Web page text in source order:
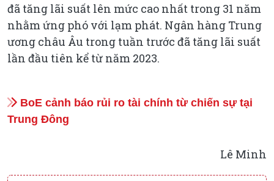
đã tăng lãi suất lên mức cao nhất trong 31 năm
nhằm ứng phó với lạm phát. Ngân hàng Trung
ương châu Âu trong tuần trước đã tăng lãi suất
lần đầu tiên kể từ năm 2023.
BoE cảnh báo rủi ro tài chính từ chiến sự tại
Trung Đông
Lê Minh